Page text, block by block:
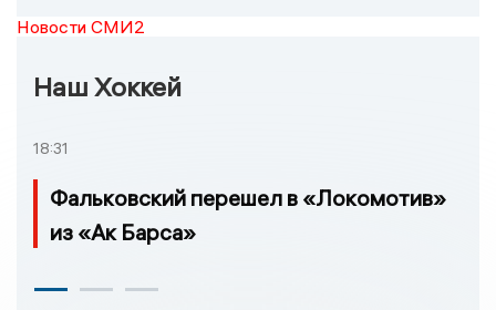
Новости СМИ2
Наш Хоккей
18:31
Фальковский перешел в «Локомотив»
из «Ак Барса»